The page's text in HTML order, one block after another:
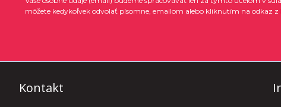
môžete kedykoľvek odvolať písomne, emailom alebo kliknutím na odkaz
Kontakt